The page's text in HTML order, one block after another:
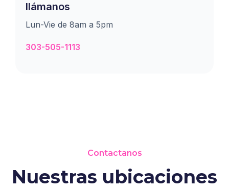
llámanos
Lun-Vie de 8am a 5pm
303-505-1113
Contactanos
Nuestras ubicaciones